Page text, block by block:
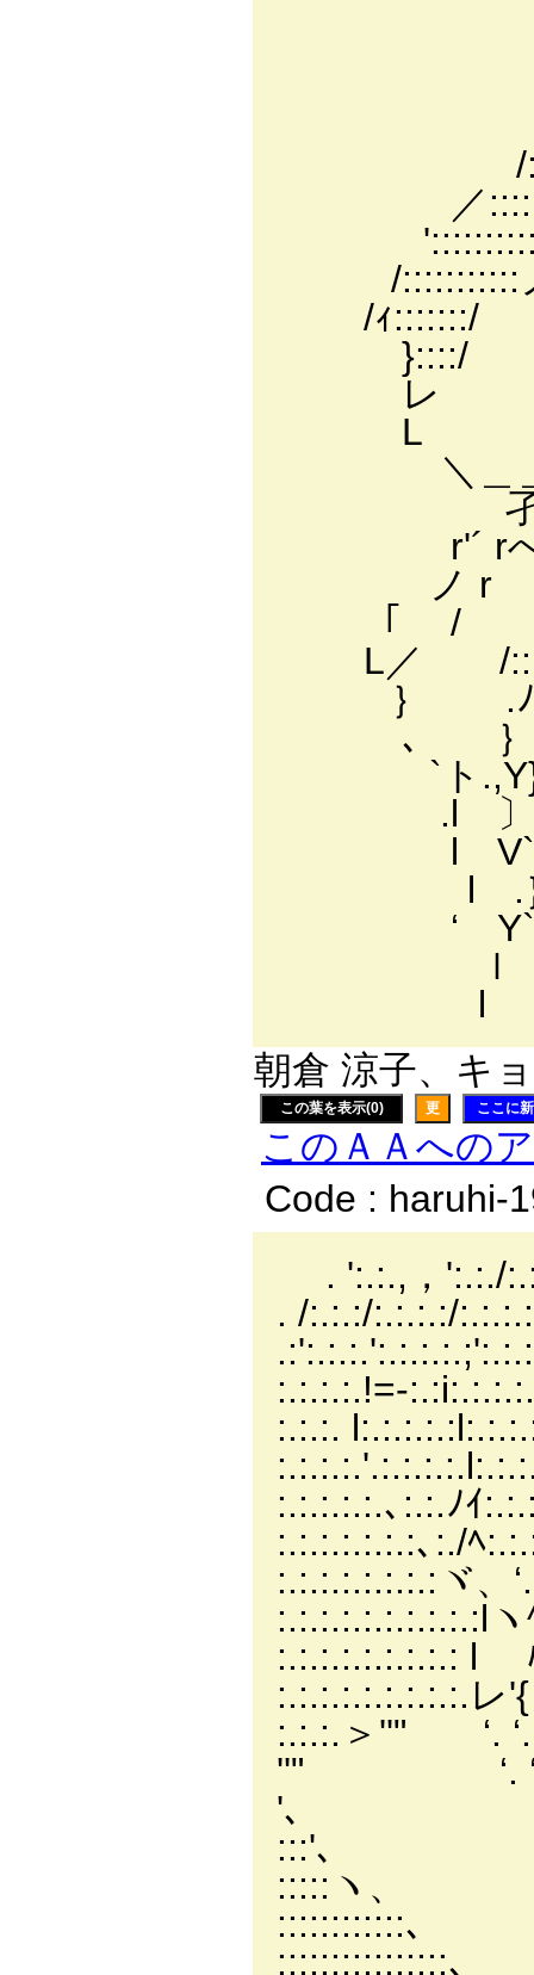
/:lｲ
／:::::::Ｙ
':::::::::::∠'.:
/:::::::::::ノ
/ｨ:::::::/
}::::/ }::l /
レ --く
L ￣孑-
＼＿＿ /
孑'"`Lﾊ_ﾊ
r'´ rへ /
ノ r
「 / ,ﾉ
L／ /
｝ .ﾉ
､ ｝:; -ミ
`ト.,Y}
.l 〕| , i ､
l V`.Lレﾉ
l .｝ /l
‘ Y`
ｌ .l
l l ` ァ
朝倉 涼子、キ
この葉を表示(0) 更 ここに
このＡＡへの
Code : haruhi-
. ':.:.,，
. /:.:.:/
:.:.:.:.!=-
:.:.:.
:.:.:.:.:.､:.:.
:.:.:.:.:.:.:
:.:.:.＞
''" ‘.
'､ ‘. ,
:::'、
:::::ヽ
::::::::::::